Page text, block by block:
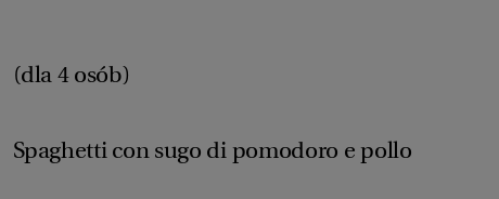
(dla 4 osób)
Spaghetti con sugo di pomodoro e pollo